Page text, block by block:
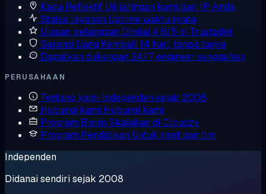
Kaca Reflektif Uji jaringan kami dari IP Anda
Status layanan Uptime waktu nyata
Ulasan pelanggan Dinilai 4,6/5 di Trustpilot
Garansi Uang Kembali 14 hari, tanpa tanya
Dapatkan dukungan 24/7, engineer sungguhan
PERUSAHAAN
Tentang kami Independen sejak 2008
Hubungi kami Hubungi kami
Program Bisnis Skalakan di Cloudzy
Program Pendidikan Untuk riset dan tim
Independen
Didanai sendiri sejak 2008